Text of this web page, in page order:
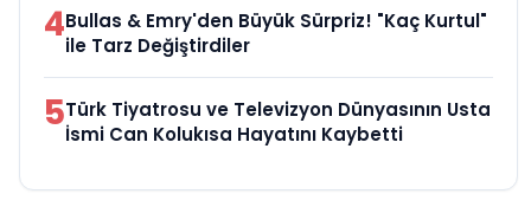
4Bullas & Emry'den Büyük Sürpriz! "Kaç Kurtul"
ile Tarz Değiştirdiler
5Türk Tiyatrosu ve Televizyon Dünyasının Usta
İsmi Can Kolukısa Hayatını Kaybetti